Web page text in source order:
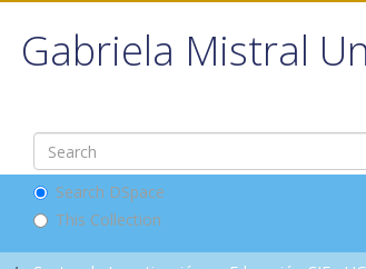
Gabriela Mistral
Search DSpace
This Collection